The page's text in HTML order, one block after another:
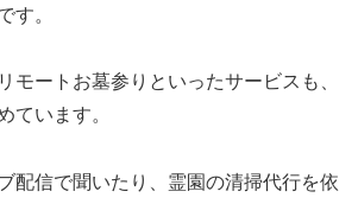
す。
モートお墓参りといったサービスも、
ています。
配信で聞いたり、霊園の清掃代行を依